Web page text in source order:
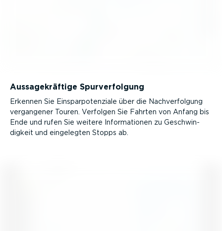
Aussa­ge­kräftige Spurver­folgung
Erkennen Sie Einspar­po­ten­ziale über die Nachver­folgung
vergangener Touren. Verfolgen Sie Fahrten von Anfang bis
Ende und rufen Sie weitere Infor­ma­tionen zu Geschwin­
digkeit und eingelegten Stopps ab.